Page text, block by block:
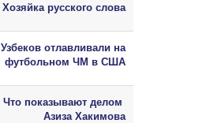
Хозяйка русского слова
Узбеков отлавливали на
футбольном ЧМ в США
Что показывают делом
Азиза Хакимова